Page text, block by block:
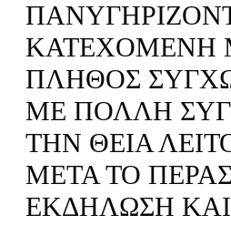
ΚΑΤΕΧΟΜΕΝΗ
ΠΛΗΘΟΣ
ΜΕ ΠΟΛΛΗ
ΤΗΝ ΘΕΙΑ
ΜΕΤΑ ΤΟ
ΕΚΔΗΛΩΣΗ ΚΑΙ